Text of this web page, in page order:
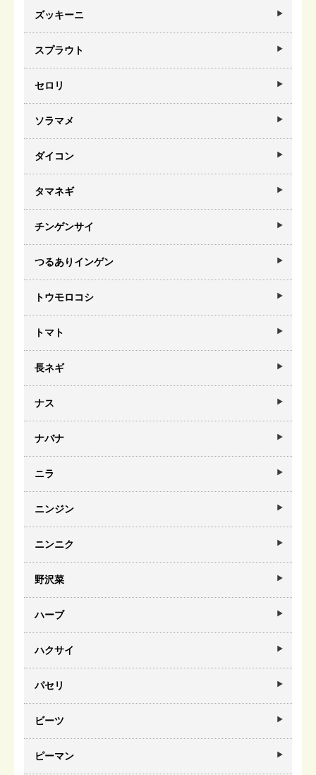
ズッキーニ
スプラウト
セロリ
ソラマメ
ダイコン
タマネギ
チンゲンサイ
つるありインゲン
トウモロコシ
トマト
長ネギ
ナス
ナバナ
ニラ
ニンジン
ニンニク
野沢菜
ハーブ
ハクサイ
パセリ
ビーツ
ピーマン